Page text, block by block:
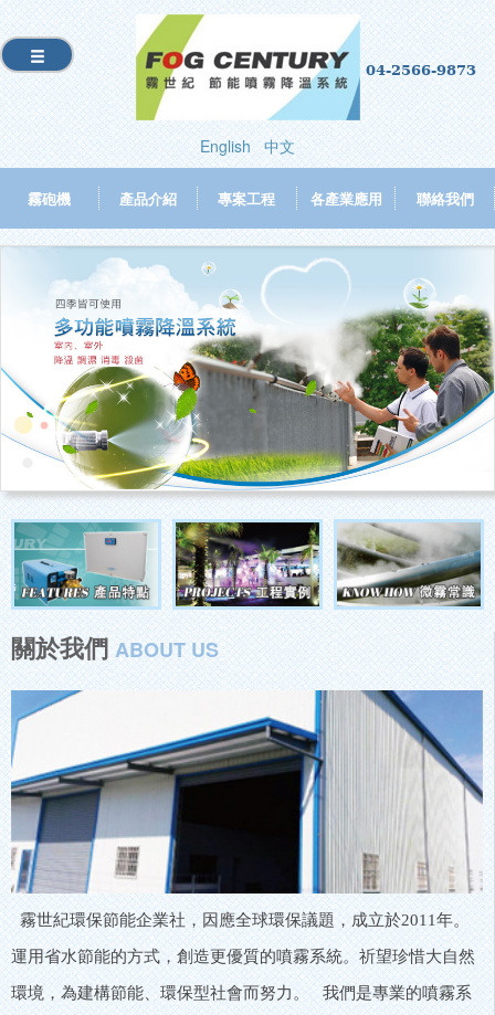
04-2566-9873
English 中文
霧砲機 產品介紹 專案工程 各產業應用 聯絡我們
關於我們ABOUT US
霧世紀環保節能企業社，因應全球環保議題，成立於2011年。
運用省水節能的方式，創造更優質的噴霧系統。祈望珍惜大自然
環境，為建構節能、環保型社會而努力。 我們是專業的噴霧系